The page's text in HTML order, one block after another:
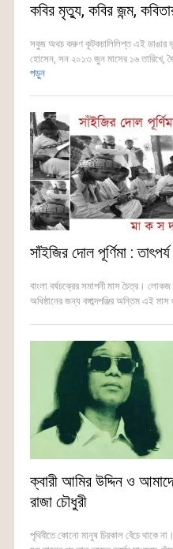
কবির মৃত্যু, কবির জন্ম,
সবুজ অথচ করুণ কূটকচালিলিপ্ত এই ডাঙার
হোসেন, সন ২০১৩ জুন মাসের ১৬ তারিখে,
পড়ুন
সাঁইজির দোল পূর্ণিমা :
বাংলা বর্ষচক্রের সমাপনী মাস চৈত্র।
অধিষ্ঠানের জন্য বঙ্গাব্দপঞ্জির অন্তিম এই
ক্বারী আমির উদ্দিন ও
রাজা চৌধুরী
পৃথিবীতে কোনো মানুষ চিরকাল বেঁচে থাকে